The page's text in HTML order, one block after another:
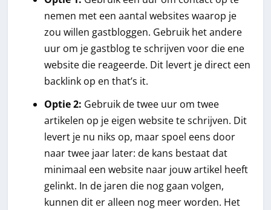
nemen met een aantal websites waarop je
zou willen gastbloggen. Gebruik het andere
uur om je gastblog te schrijven voor die ene
website die reageerde. Dit levert je direct een
backlink op en that’s it.
Optie 2: Gebruik de twee uur om twee
artikelen op je eigen website te schrijven. Dit
levert je nu niks op, maar spoel eens door
naar twee jaar later: de kans bestaat dat
minimaal een website naar jouw artikel heeft
gelinkt. In de jaren die nog gaan volgen,
kunnen dit er alleen nog meer worden. Het